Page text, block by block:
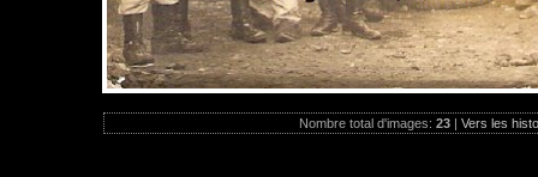
Nombre total d'images: 23 | Vers les